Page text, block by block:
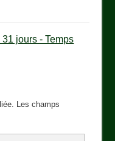
jours - Temps
Les champs